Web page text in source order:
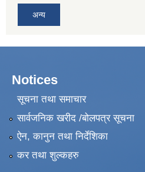
अन्य
Notices
सूचना तथा समाचार
सार्वजनिक खरीद /बोलपत्र सूचना
ऐन, कानुन तथा निर्देशिका
कर तथा शुल्कहरु